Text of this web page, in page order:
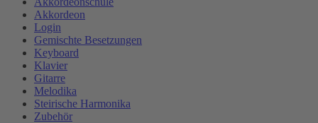
Akkordeon
Login
Gemischte Besetzungen
Keyboard
Klavier
Gitarre
Melodika
Steirische Harmonika
Zubehör